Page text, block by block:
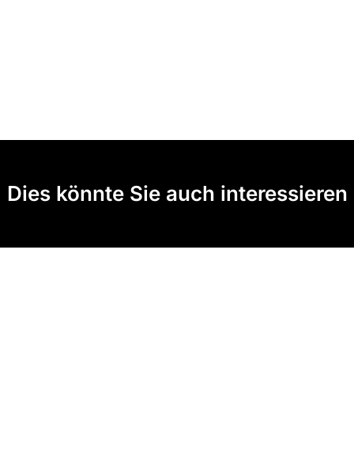
Dies könnte Sie auch interessieren